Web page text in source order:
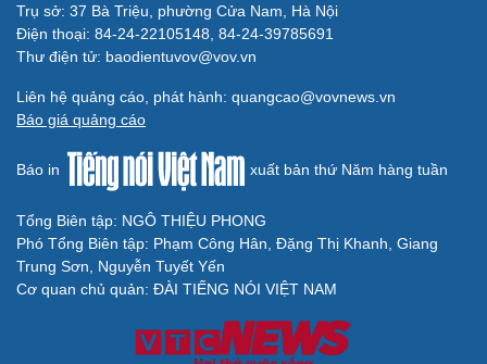
Di sản
Du lịch
Tư vấn
check-in
Câu chuyện thời sự
Kể chuyện cho bé
Trụ sở: 37 Bà Triệu, phường Cửa Nam, Hà Nội
Điện thoại: 84-24-22105148, 84-24-39785691
Thư điện tử: baodientuvov@vov.vn
Liên hệ quảng cáo, phát hành: quangcao@vovnews.vn
Báo giá quảng cáo
Báo in xuất bản thứ Năm hàng tuần
Tổng Biên tập: NGÔ THIỆU PHONG
Phó Tổng Biên tập: Phạm Công Hân, Đặng Thị Khanh, Giang
Trung Sơn, Nguyễn Tuyết Yến
Cơ quan chủ quản: ĐÀI TIẾNG NÓI VIỆT NAM